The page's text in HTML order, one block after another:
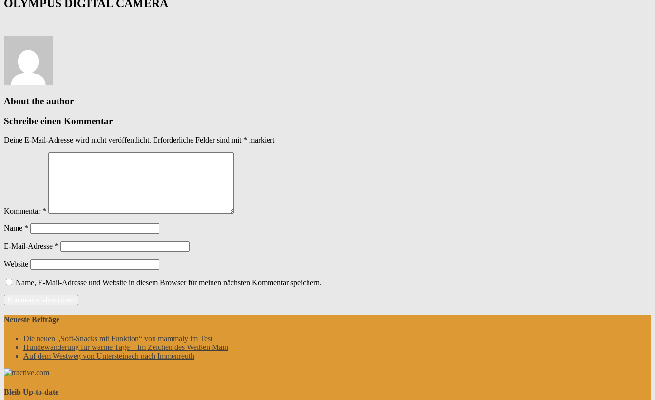
OLYMPUS DIGITAL CAMERA
About the author
Schreibe einen Kommentar
Deine E-Mail-Adresse wird nicht veröffentlicht. Erforderliche Felder sind mit * markiert
Kommentar *
Name *
E-Mail-Adresse *
Website
Name, E-Mail-Adresse und Website in diesem Browser für meinen nächsten Kommentar speichern.
Neueste Beiträge
Die neuen „Soft-Snacks mit Funktion“ von mammaly im Test
Hundewanderung für warme Tage – Im Zeichen des Weißen Main
Auf dem Westweg von Untersteinach nach Immenreuth
Bleib Up-to-date